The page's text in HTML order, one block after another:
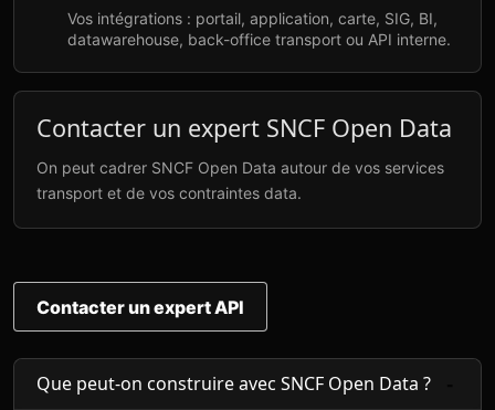
Vos intégrations : portail, application, carte, SIG, BI,
datawarehouse, back-office transport ou API interne.
Contacter un expert SNCF Open Data
On peut cadrer SNCF Open Data autour de vos services
transport et de vos contraintes data.
Contacter un expert API
Que peut-on construire avec SNCF Open Data ?